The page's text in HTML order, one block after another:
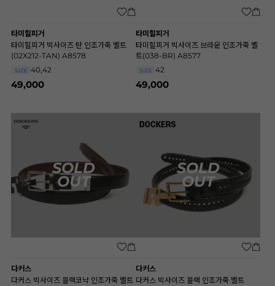
타미힐피거
타미힐피거 빅사이즈 탄 인조가죽 벨트
(02X212-TAN) A8578
SIZE 40,42
49,000
타미힐피거
타미힐피거 빅사이즈 브라운 인조가죽 벨
트(038-BR) A8577
SIZE 42
49,000
SOLD
OUT
다커스
다커스 빅사이즈 블랙코냑 인조가죽 벨트
SOLD
OUT
다커스
다커스 빅사이즈 블랙 인조가죽 벨트